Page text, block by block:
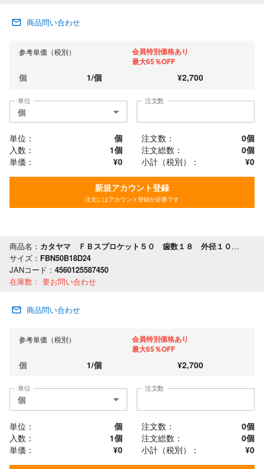
商品問い合わせ
参考単価（税別）
会員特別価格あり
最大65％OFF
個 1/個 ¥2,700
単位 注文数
単位：
個
入数：
1個
単価：
¥0
注文数： 0個
注文総数：
0個
小計（税別）：
¥0
新規アカウント登録
注文にはアカウント登録が必要です
商品名： カタヤマ ＦＢスプロケット５０ 歯数１８ 外径１００ 軸穴径２４
サイズ： FBN50B18D24
JANコード： 4560125587450
在庫数： 要お問い合わせ
商品問い合わせ
参考単価（税別）
会員特別価格あり
最大65％OFF
個 1/個 ¥2,700
単位 注文数
単位：
個
入数：
1個
単価：
¥0
注文数： 0個
注文総数：
0個
小計（税別）：
¥0